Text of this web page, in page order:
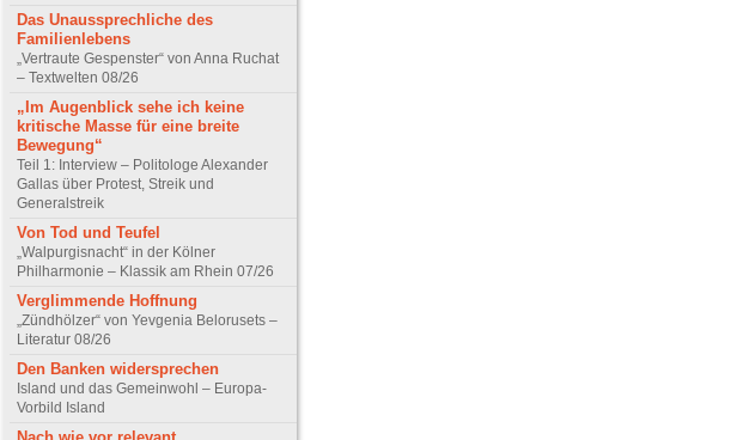
Das Unaussprechliche des
Familienlebens
„Vertraute Gespenster“ von Anna Ruchat
– Textwelten 08/26
„Im Augenblick sehe ich keine
kritische Masse für eine breite
Bewegung“
Teil 1: Interview – Politologe Alexander
Gallas über Protest, Streik und
Generalstreik
Von Tod und Teufel
„Walpurgisnacht“ in der Kölner
Philharmonie – Klassik am Rhein 07/26
Verglimmende Hoffnung
„Zündhölzer“ von Yevgenia Belorusets –
Literatur 08/26
Den Banken widersprechen
Island und das Gemeinwohl – Europa-
Vorbild Island